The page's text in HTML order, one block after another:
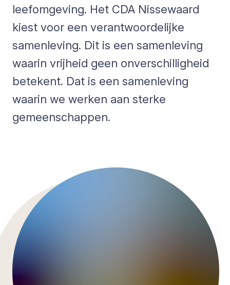
leefomgeving. Het CDA Nissewaard
kiest voor een verantwoordelijke
samenleving. Dit is een samenleving
waarin vrijheid geen onverschilligheid
betekent. Dat is een samenleving
waarin we werken aan sterke
gemeenschappen.